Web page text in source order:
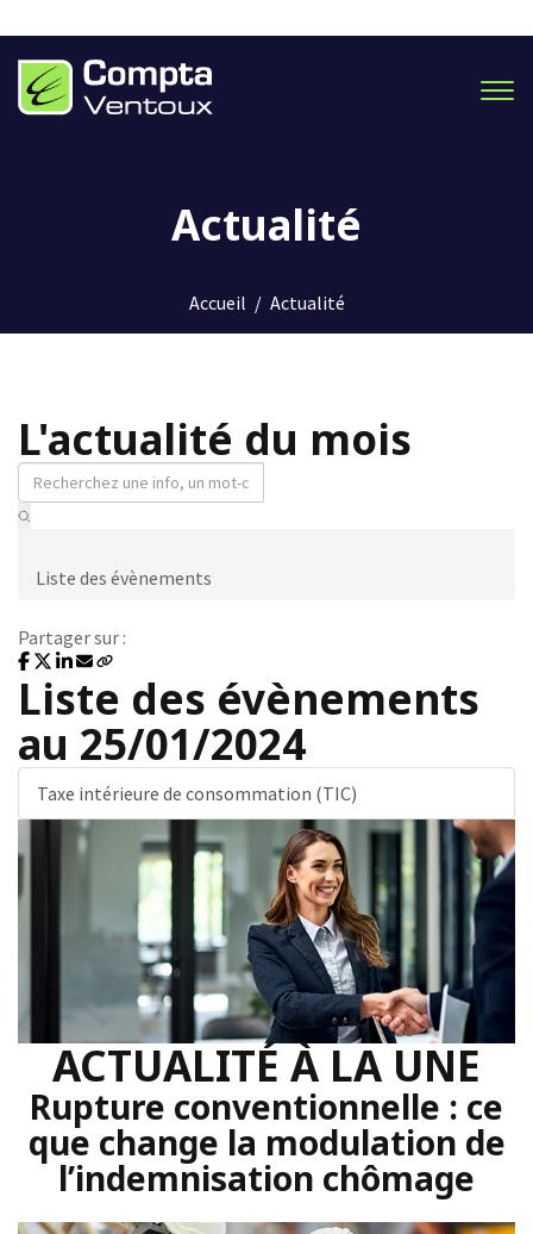
Actualité
Accueil / Actualité
L'actualité du mois
Liste des évènements
Partager sur :
Liste des évènements
au 25/01/2024
Taxe intérieure de consommation (TIC)
ACTUALITÉ À LA UNE
Rupture conventionnelle : ce
que change la modulation de
l’indemnisation chômage